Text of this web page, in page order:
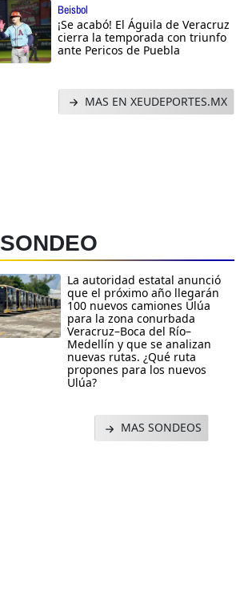
Beisbol
¡Se acabó! El Águila de Veracruz
cierra la temporada con triunfo
ante Pericos de Puebla
MAS EN XEUDEPORTES.MX
SONDEO
La autoridad estatal anunció
que el próximo año llegarán
100 nuevos camiones Ulúa
para la zona conurbada
Veracruz–Boca del Río–
Medellín y que se analizan
nuevas rutas. ¿Qué ruta
propones para los nuevos
Ulúa?
MAS SONDEOS